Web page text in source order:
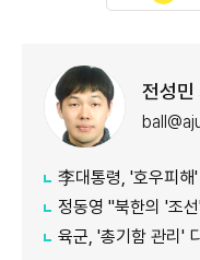
전성민
李대통령, '호우피해'
정동영 "북한의 '조선'
육군, '총기함 관리'